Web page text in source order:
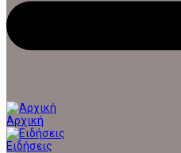
Αρχική
Ειδήσεις